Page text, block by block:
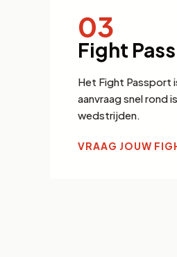
03
Fight
Het Fight Passport
aanvraag snel rond
wedstrijden.
VRAAG JOUW